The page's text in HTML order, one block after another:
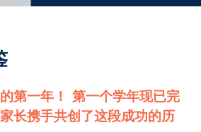
第一年！ 第一个学年现已完
长携手共创了这段成功的历